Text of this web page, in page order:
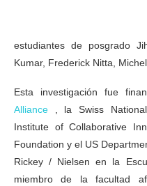
estudiantes de posgrado
Kumar, Frederick Nitta,
Esta investigación fue
Alliance , la Swiss
Institute of Collaborative
Foundation y el US
Rickey / Nielsen en la
miembro de la facultad